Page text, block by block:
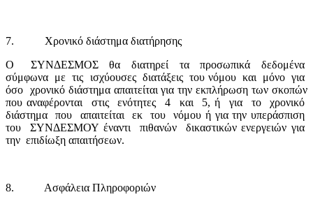
7.
Χρονικό διάστημα διατήρησης
Ο
ΣΥΝΔΕΣΜΟΣ θα διατηρεί τα προσωπικά
δεδομένα
σύμφωνα με τις ισχύουσες διατάξεις του νόμου και μόνο για
όσο χρονικό διάστημα απαιτείται για την εκπλήρωση των σκοπών
που αναφέρονται
στις ενότητες 4 και 5, ή για το
χρονικό
διάστημα
που απαιτείται εκ του
νόμου ή για την υπεράσπιση
του
ΣΥΝΔΕΣΜΟΥ έναντι πιθανών
δικαστικών ενεργειών για
την επιδίωξη απαιτήσεων.
8.
Ασφάλεια Πληροφοριών